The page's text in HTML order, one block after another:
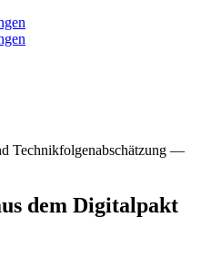
Technikfolgenabschätzung —
dem Digitalpakt